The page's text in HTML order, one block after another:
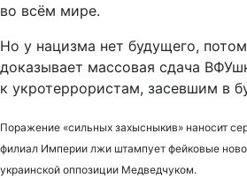
во всём мире.
Но у нацизма нет будущего,
доказывает массовая сдача
к укротеррористам, засевшим в
Поражение «сильных захысныкив» наносит
филиал Империи лжи штампует фейковые
украинской оппозиции Медведчуком.